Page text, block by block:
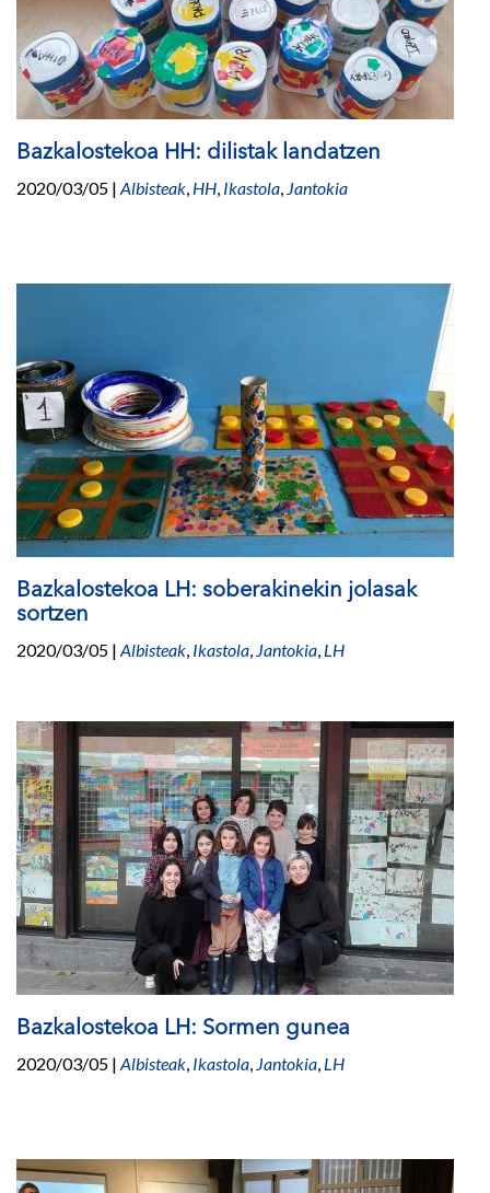
Bazkalostekoa HH: dilistak landatzen
2020/03/05 | Albisteak, HH, Ikastola, Jantokia
Bazkalostekoa LH: soberakinekin jolasak
sortzen
2020/03/05 | Albisteak, Ikastola, Jantokia, LH
Bazkalostekoa LH: Sormen gunea
2020/03/05 | Albisteak, Ikastola, Jantokia, LH